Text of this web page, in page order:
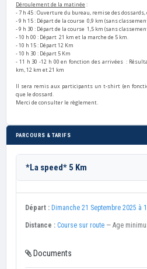
Déroulement de la matinée :
- 7 h 45 : Ouverture du bureau, remise des dossards,
- 9 h 15 : Départ de la course 0,9 km (sans
- 9 h 30 : Départ de la course 1,5 km (sans
- 10 h 00 : Départ 21 km et la marche de 5 km.
- 10 h 15 : Départ 12 Km
- 10 h 30 : Départ 5 Km
- 11 h 30 -12 h 00 en fonction des arrivées :
km, 12 km et 21 km
Il sera remis aux participants un t-shirt (en
que le dossard.
Merci de consulter le règlement.
PARCOURS & TARIFS
*La speed* 5 Km
Départ : Dimanche 21 Septembre 2025 à
Distance : Course sur route — Age
Documents